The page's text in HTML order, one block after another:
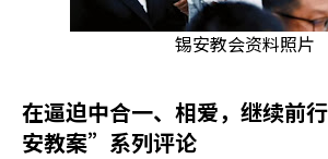
锡安教会资料照片
在逼迫中合一、相爱，继续
安教案”系列评论